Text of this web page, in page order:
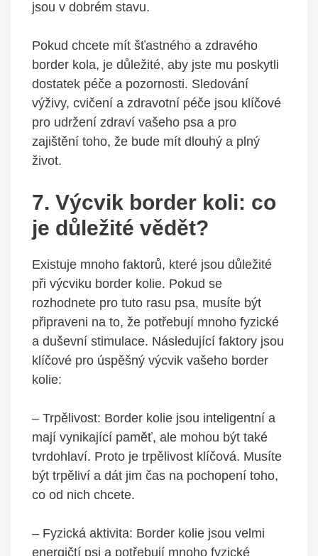
jsou v dobrém stavu.
Pokud chcete mít šťastného a zdravého
border kola, je důležité, aby jste mu poskytli
dostatek péče a pozornosti. Sledování
výživy, cvičení a zdravotní péče jsou klíčové
pro udržení zdraví vašeho psa a pro
zajištění toho, že bude mít dlouhý a plný
život.
7. Výcvik border koli: co
je důležité vědět?
Existuje mnoho faktorů, které jsou důležité
při výcviku border kolie. Pokud se
rozhodnete pro tuto rasu psa, musíte být
připraveni na to, že potřebují mnoho fyzické
a duševní stimulace. Následující faktory jsou
klíčové pro úspěšný výcvik vašeho border
kolie:
– Trpělivost: Border kolie jsou inteligentní a
mají vynikající paměť, ale mohou být také
tvrdohlaví. Proto je trpělivost klíčová. Musíte
být trpěliví a dát jim čas na pochopení toho,
co od nich chcete.
– Fyzická aktivita: Border kolie jsou velmi
energičtí psi a potřebují mnoho fyzické